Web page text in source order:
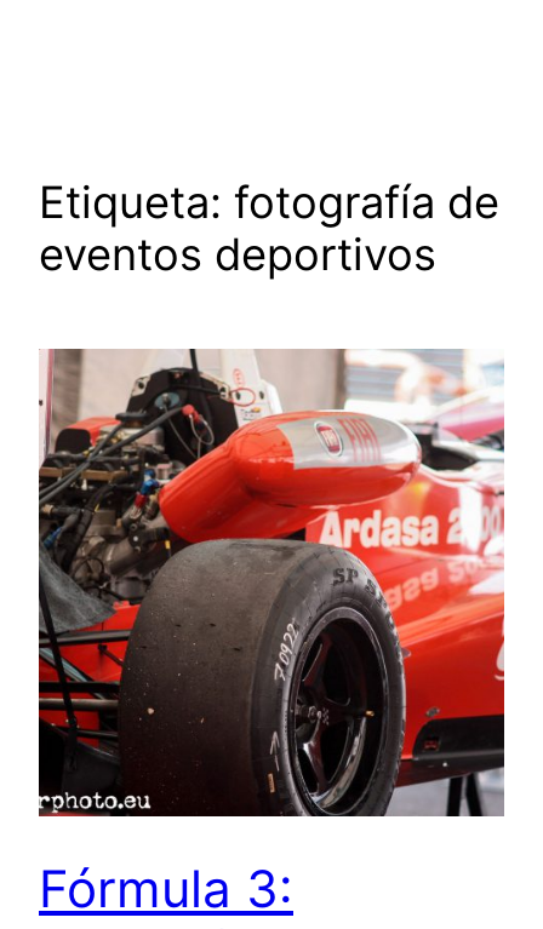
Etiqueta: fotografía de
eventos deportivos
Fórmula 3: